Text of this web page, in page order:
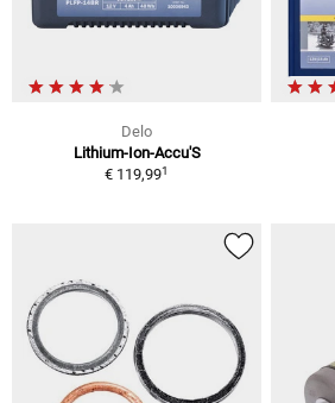
Delo
Lithium-Ion-Accu'S
€ 119,991